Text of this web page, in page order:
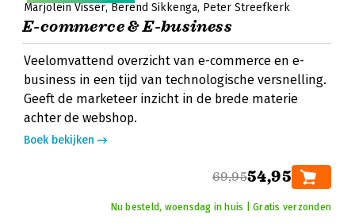
Marjolein Visser Berend Sikkenga Peter Streefkerk
E-commerce & E-business
Veelomvattend overzicht van e-commerce en e-
business in een tijd van technologische versnelling.
Geeft de marketeer inzicht in de brede materie
achter de webshop.
Boek bekijken
69,9554,95
Nu besteld, woensdag in huis | Gratis verzonden